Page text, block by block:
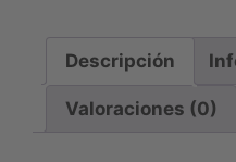
Descripción
Valoraciones (0)